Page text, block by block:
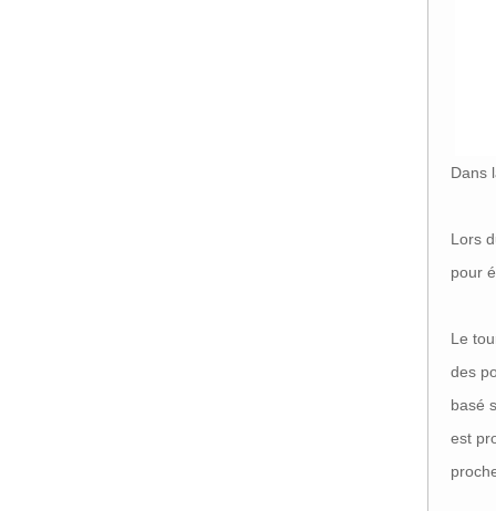
Dans
Lors
pour
Le
des
basé
est